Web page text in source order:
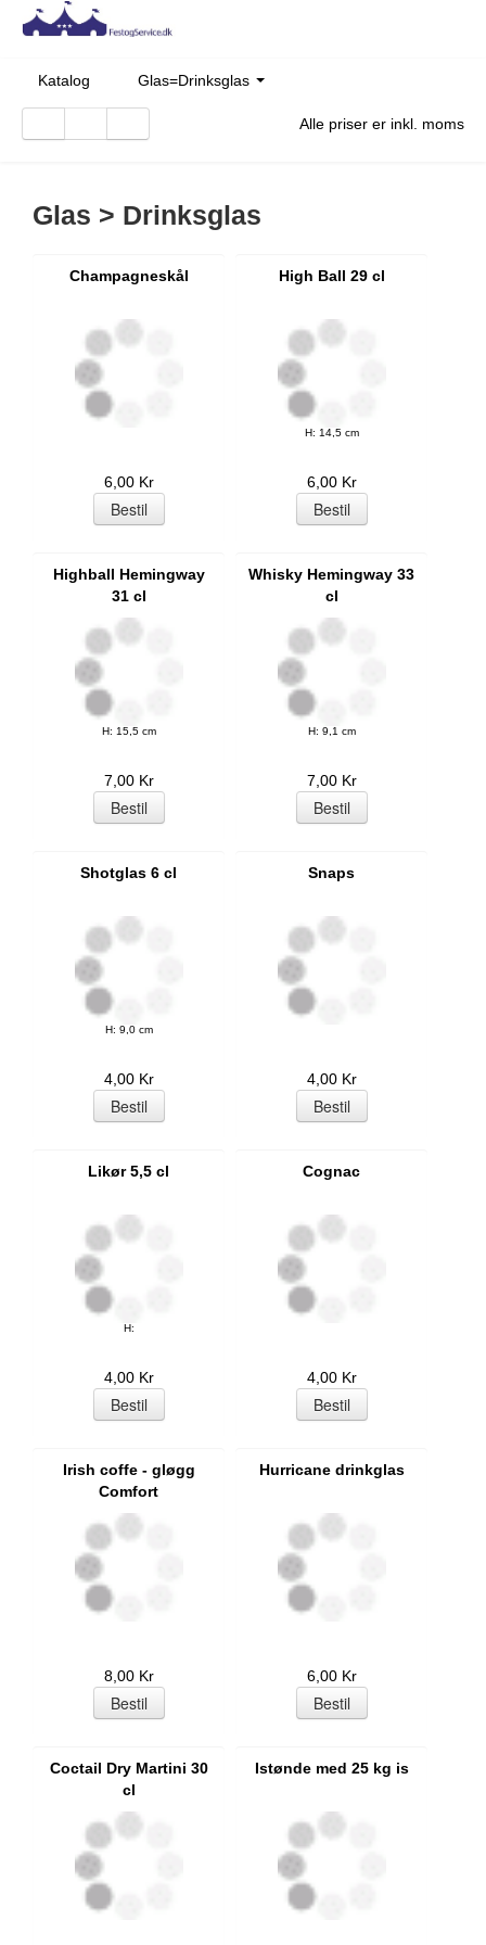
Katalog Glas=Drinksglas
Alle priser er inkl. moms
Glas > Drinksglas
Champagneskål
6,00 Kr
High Ball 29 cl
H: 14,5 cm
6,00 Kr
Highball Hemingway
31 cl
H: 15,5 cm
7,00 Kr
Whisky Hemingway 33
cl
H: 9,1 cm
7,00 Kr
Shotglas 6 cl
H: 9,0 cm
4,00 Kr
Snaps
4,00 Kr
Likør 5,5 cl
H:
4,00 Kr
Cognac
4,00 Kr
Irish coffe - gløgg
Comfort
8,00 Kr
Hurricane drinkglas
6,00 Kr
Coctail Dry Martini 30
cl
Istønde med 25 kg is